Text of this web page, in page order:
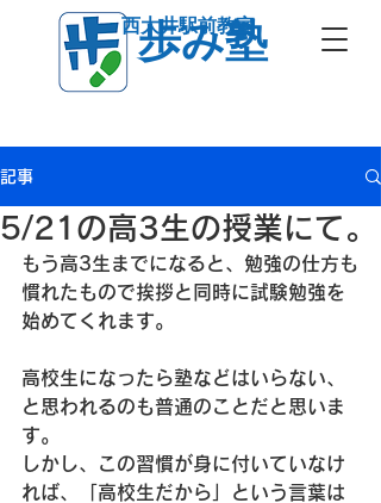
歩み塾
西大井駅前教室
記事
5/21の高3生の授業にて。
もう高3生までになると、勉強の仕方も
慣れたもので挨拶と同時に試験勉強を
始めてくれます。
高校生になったら塾などはいらない、
と思われるのも普通のことだと思いま
す。
しかし、この習慣が身に付いていなけ
れば、「高校生だから」という言葉は